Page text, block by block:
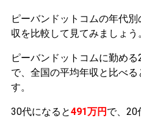
ピーバンドットコムの年代
収を比較して見てみましょう
ピーバンドットコムに勤め
で、全国の平均年収と比べる
す。
30代になると491万円 で、20